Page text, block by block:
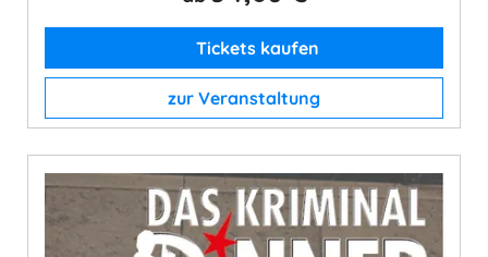
Tickets kaufen
zur Veranstaltung